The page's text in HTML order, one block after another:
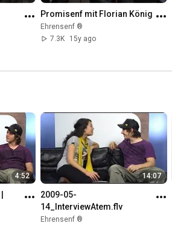
Promisenf mit Florian König
Ehrensenf ®
7.3K
15y ago
4:52 14:07
2009-05-
14_InterviewAtem.flv
Ehrensenf ®